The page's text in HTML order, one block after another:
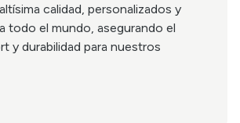
calidad, personalizados y
todo el mundo, asegurando el
y durabilidad para nuestros